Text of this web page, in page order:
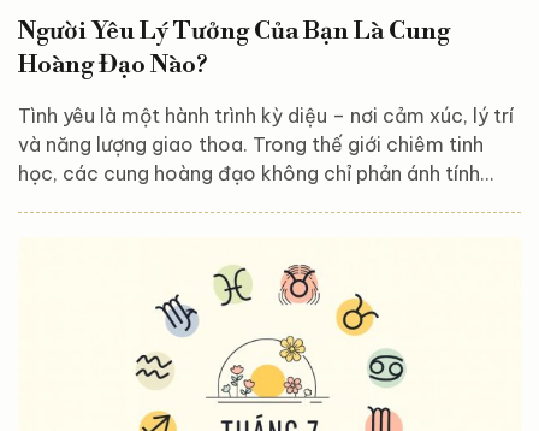
Người Yêu Lý Tưởng Của Bạn Là Cung
Hoàng Đạo Nào?
Tình yêu là một hành trình kỳ diệu – nơi cảm xúc, lý trí
và năng lượng giao thoa. Trong thế giới chiêm tinh
học, các cung hoàng đạo không chỉ phản ánh tính
nhất. Vậy ai là người yêu lý tưởng của bạn theo cung
hoàng đạo? Hãy cùng khám phá sự hòa hợp giữa các
chòm sao trong tình yêu! Cung Lửa (Bạch Dương, Sư
Tử, Nhân Mã) Nhiệt huyết – Mạnh mẽ –...